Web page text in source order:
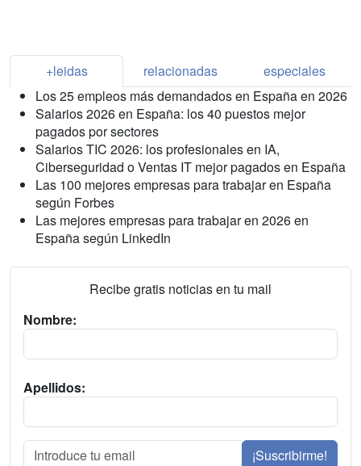
+leidas relacionadas
especiales
Los 25 empleos más demandados en España en 2026
Salarios 2026 en España: los 40 puestos mejor
pagados por sectores
Salarios TIC 2026: los profesionales en IA,
Ciberseguridad o Ventas IT mejor pagados en España
Las 100 mejores empresas para trabajar en España
según Forbes
Las mejores empresas para trabajar en 2026 en
España según LinkedIn
Recibe gratis noticias en tu mail
Nombre:
Apellidos:
¡Suscribirme!